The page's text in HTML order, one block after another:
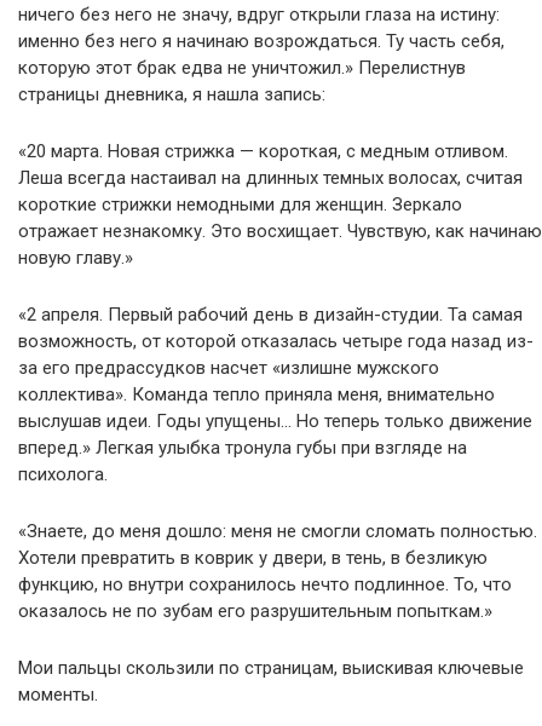
ничего без него не значу, вдруг открыли глаза на истину:
именно без него я начинаю возрождаться. Ту часть себя,
которую этот брак едва не уничтожил.» Перелистнув
страницы дневника, я нашла запись:
«20 марта. Новая стрижка — короткая, с медным отливом.
Леша всегда настаивал на длинных темных волосах, считая
короткие стрижки немодными для женщин. Зеркало
отражает незнакомку. Это восхищает. Чувствую, как начинаю
новую главу.»
«2 апреля. Первый рабочий день в дизайн-студии. Та самая
возможность, от которой отказалась четыре года назад из-
за его предрассудков насчет «излишне мужского
коллектива». Команда тепло приняла меня, внимательно
выслушав идеи. Годы упущены… Но теперь только движение
вперед.» Легкая улыбка тронула губы при взгляде на
психолога.
«Знаете, до меня дошло: меня не смогли сломать полностью.
Хотели превратить в коврик у двери, в тень, в безликую
функцию, но внутри сохранилось нечто подлинное. То, что
оказалось не по зубам его разрушительным попыткам.»
Мои пальцы скользили по страницам, выискивая ключевые
моменты.